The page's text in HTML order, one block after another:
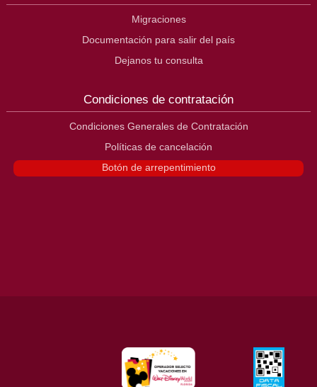
Migraciones
Documentación para salir del país
Dejanos tu consulta
Condiciones de contratación
Condiciones Generales de Contratación
Políticas de cancelación
Botón de arrepentimiento